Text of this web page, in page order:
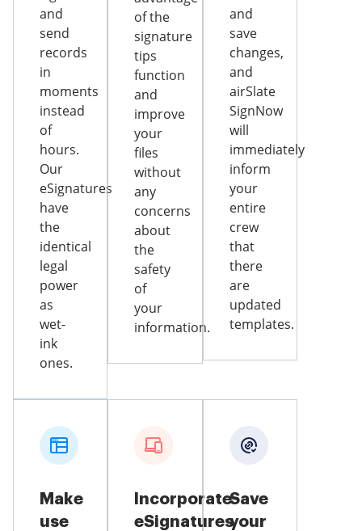
and
send
records
in
moments
instead
of
hours.
Our
eSignatures
have
the
identical
legal
power
as
wet-
ink
ones.
of the
signature
tips
function
and
improve
your
files
without
any
concerns
about
the
safety
of
your
information.
and
save
changes,
and
airSlate
SignNow
will
immediately
inform
your
entire
crew
that
there
are
updated
templates.
Make
use
Incorporate
eSignatures
Save
your